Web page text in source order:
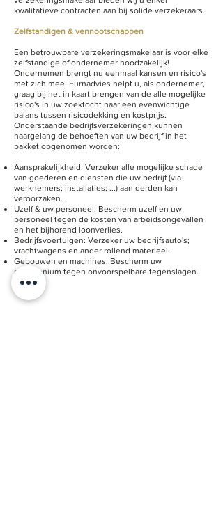
kwalitatieve contracten aan bij solide verzekeraars.
Zelfstandigen & vennootschappen
Een betrouwbare verzekeringsmakelaar is voor elke
zelfstandige of ondernemer noodzakelijk!
Ondernemen brengt nu eenmaal kansen en risico's
met zich mee. Furnadvies helpt u, als ondernemer,
graag bij het in kaart brengen van de alle mogelijke
risico's in uw zoektocht naar een evenwichtige
balans tussen risicodekking en kostprijs.
Onderstaande bedrijfsverzekeringen kunnen
naargelang de behoeften van uw bedrijf in het
pakket opgenomen worden:
Aansprakelijkheid: Verzeker alle mogelijke schade
van goederen en diensten die uw bedrijf (via
werknemers; installaties; ...) aan derden kan
veroorzaken.
Uzelf & uw personeel: Bescherm uzelf en uw
personeel tegen de kosten van arbeidsongevallen
en het bijhorend loonverlies.
Bedrijfsvoertuigen: Verzeker uw bedrijfsauto's;
vrachtwagens en ander rollend materieel.
Gebouwen en machines: Bescherm uw
patrimonium tegen onvoorspelbare tegenslagen.